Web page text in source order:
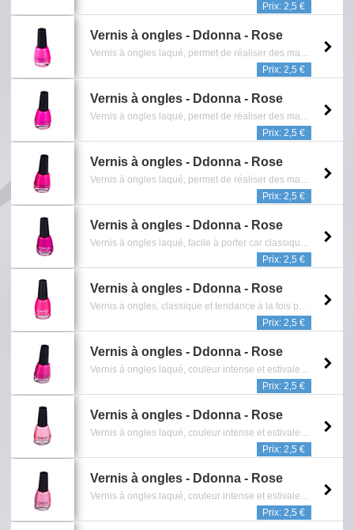
Prix: 2,5 €
Vernis à ongles - Ddonna - Rose
Vernis à ongles laqué, permet de réaliser des manucures très girly. Couleur, particulièrement intense, facile à appliquer grâce à une texture très fluide et à un pinceau aux poils très souples. Il se caractérise également par sa longue tenue. Contenance: 12 ml - (Ref: 14163-1) - Gamme de chez 'Cosmetic Line' - Reference: 2118.037.0415
Prix: 2,5 €
Vernis à ongles - Ddonna - Rose
Vernis à ongles laqué, permet de réaliser des manucures très girly. Couleur, particulièrement intense, facile à appliquer grâce à une texture très fluide et à un pinceau aux poils très souples. Il se caractérise également par sa longue tenue. Contenance: 12 ml - (Ref: 14163_5) - Gamme de chez 'Cosmetic Line' - Reference: 2118.041.0415
Prix: 2,5 €
Vernis à ongles - Ddonna - Rose
Vernis à ongles laqué, permet de réaliser des manucures très girly. Couleur, particulièrement intense, facile à appliquer grâce à une texture très fluide et à un pinceau aux poils très souples. Il se caractérise également par sa longue tenue. Contenance: 12 ml - (Ref: 14163_6) - Gamme de chez 'Cosmetic Line' - Reference: 2118.042.0415
Prix: 2,5 €
Vernis à ongles - Ddonna - Rose
Vernis à ongles laqué, facile à porter car classique, sa couleurs n’en est pas moins tendance. Le pinceau applicateur, souple et précis à la fois permet de réaliser une manucure harmonieuse et pleine d’éclat. Contenance: 12 ml - (Ref: 14164_38F4-5) - Gamme de chez 'Cosmetic Line' - Reference: 2118.045.0415
Prix: 2,5 €
Vernis à ongles - Ddonna - Rose
Vernis à ongles, classique et tendance à la fois permet de réaliser des manucures très modernes ! Grâce à leur texture très opaque, ces vernis ont un fort pouvoir couvrant. Ils se caractérisent également par leur très bonne tenue. Contenance: 12 ml - (Ref: 14166_4) - Gamme de chez 'Cosmetic Line' - Reference: 2118.058.0415
Prix: 2,5 €
Vernis à ongles - Ddonna - Rose
Vernis à ongles laqué, couleur intense et estivale. Ce vernis très tendances. Le pinceau, facile à manier, permet une application homogène du produit ainsi qu’un rendu impeccable et très brillant. Contenance: 12 ml - (Ref: 14169_6) - Gamme de chez 'Cosmetic Line' - Reference: 2118.078.0415
Prix: 2,5 €
Vernis à ongles - Ddonna - Rose
Vernis à ongles laqué, couleur intense et estivale. Ce vernis très tendances. Le pinceau, facile à manier, permet une application homogène du produit ainsi qu’un rendu impeccable et très brillant. Contenance: 12 ml - (Ref: 14169_4) - Gamme de chez 'Cosmetic Line' - Reference: 2118.076.0415
Prix: 2,5 €
Vernis à ongles - Ddonna - Rose
Vernis à ongles laqué, couleur intense et estivale. Ce vernis très tendances. Le pinceau, facile à manier, permet une application homogène du produit ainsi qu’un rendu impeccable et très brillant. Contenance: 12 ml - (Ref: 14169_5) - Gamme de chez 'Cosmetic Line' - Reference: 2118.077.0415
Prix: 2,5 €